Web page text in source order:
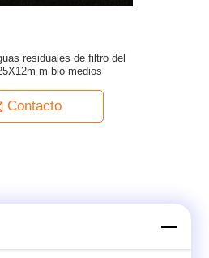
residuales de filtro del
m bio medios
Contacto